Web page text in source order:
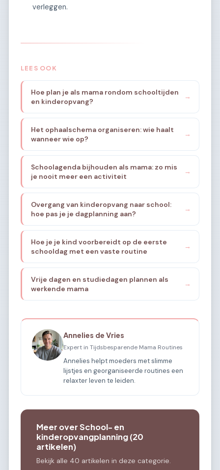
verleggen.
LEES OOK
Hoe plan je als mama rondom schooltijden
en kinderopvang?
→
Het ophaalschema organiseren: wie haalt
wanneer wie op?
→
Schoolagenda bijhouden als mama: zo mis
je nooit meer een activiteit
→
Overgang van kinderopvang naar school:
hoe pas je je dagplanning aan?
→
Hoe je je kind voorbereidt op de eerste
schooldag met een vaste routine
→
Vrije dagen en studiedagen plannen als
werkende mama
→
Annelies de Vries
Expert in Tijdsbesparende Mama Routines
Annelies helpt moeders met slimme
lijstjes en georganiseerde routines een
relaxter leven te leiden.
Meer over School- en
kinderopvangplanning (20
artikelen)
Bekijk alle 40 artikelen in deze categorie.